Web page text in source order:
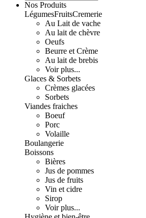
Nos Produits
LégumesFruitsCremerie
Au Lait de vache
Au lait de chèvre
Oeufs
Beurre et Crème
Au lait de brebis
Voir plus...
Glaces & Sorbets
Crèmes glacées
Sorbets
Viandes fraiches
Boeuf
Porc
Volaille
Boulangerie
Boissons
Bières
Jus de pommes
Jus de fruits
Vin et cidre
Sirop
Voir plus...